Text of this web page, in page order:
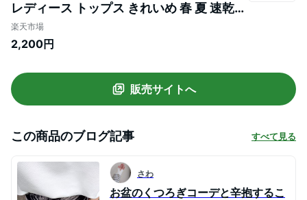
レディース トップス きれいめ 春 夏 速乾
オフィス OL 仕事 ゆったり 大きめ イージ
ーケア 5分袖 7分袖 半袖 Tシャツ 体型カバ
楽天市場
2,200円
販売サイトへ
この商品のブログ記事 すべて見る
さわ
お盆のくつろぎコーデと辛抱するこ